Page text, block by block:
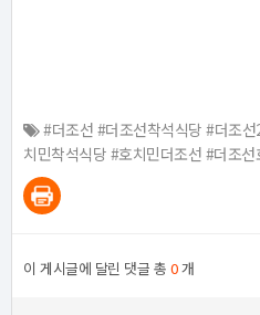
#더조선 #더조선착석식당 #더조
치민착석식당 #호치민더조선 #더조
이 게시글에 달린 댓글 총 0개